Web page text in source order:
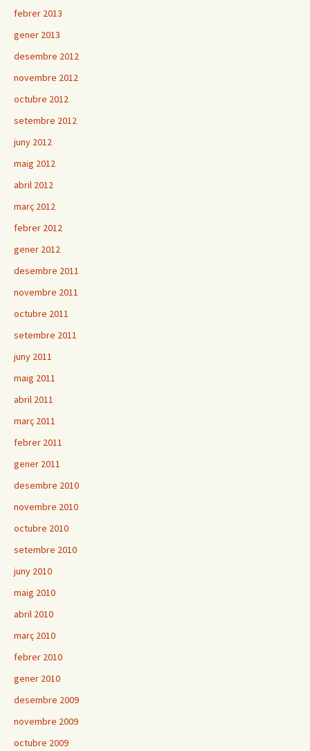
febrer 2013
gener 2013
desembre 2012
novembre 2012
octubre 2012
setembre 2012
juny 2012
maig 2012
abril 2012
març 2012
febrer 2012
gener 2012
desembre 2011
novembre 2011
octubre 2011
setembre 2011
juny 2011
maig 2011
abril 2011
març 2011
febrer 2011
gener 2011
desembre 2010
novembre 2010
octubre 2010
setembre 2010
juny 2010
maig 2010
abril 2010
març 2010
febrer 2010
gener 2010
desembre 2009
novembre 2009
octubre 2009